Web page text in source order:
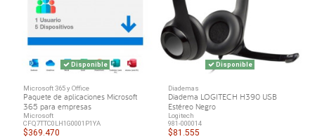
Disponible
Microsoft 365 y Office
Paquete de aplicaciones Microsoft
365 para empresas
Microsoft
CFQ7TTC0LH1G0001P1YA
$369.470
Disponible
Diademas
Diadema LOGITECH H390 USB
Estéreo Negro
Logitech
981-000014
$81.555